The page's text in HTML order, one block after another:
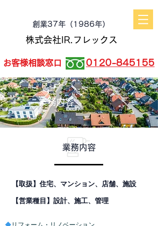
​創業37年（1986年）
株式会社IR.フレックス
お客様相談窓口 0120-845155
業務内容
業務内容
【取扱】住宅、マンション、店舗、施設
【営業種目】設計、施工、管理